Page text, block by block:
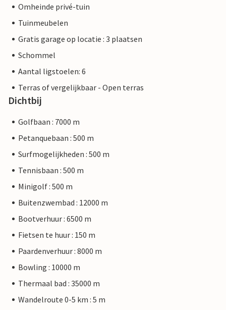
Omheinde privé-tuin
Tuinmeubelen
Gratis garage op locatie : 3 plaatsen
Schommel
Aantal ligstoelen: 6
Terras of vergelijkbaar - Open terras
Dichtbij
Golfbaan : 7000 m
Petanquebaan : 500 m
Surfmogelijkheden : 500 m
Tennisbaan : 500 m
Minigolf : 500 m
Buitenzwembad : 12000 m
Bootverhuur : 6500 m
Fietsen te huur : 150 m
Paardenverhuur : 8000 m
Bowling : 10000 m
Thermaal bad : 35000 m
Wandelroute 0-5 km : 5 m